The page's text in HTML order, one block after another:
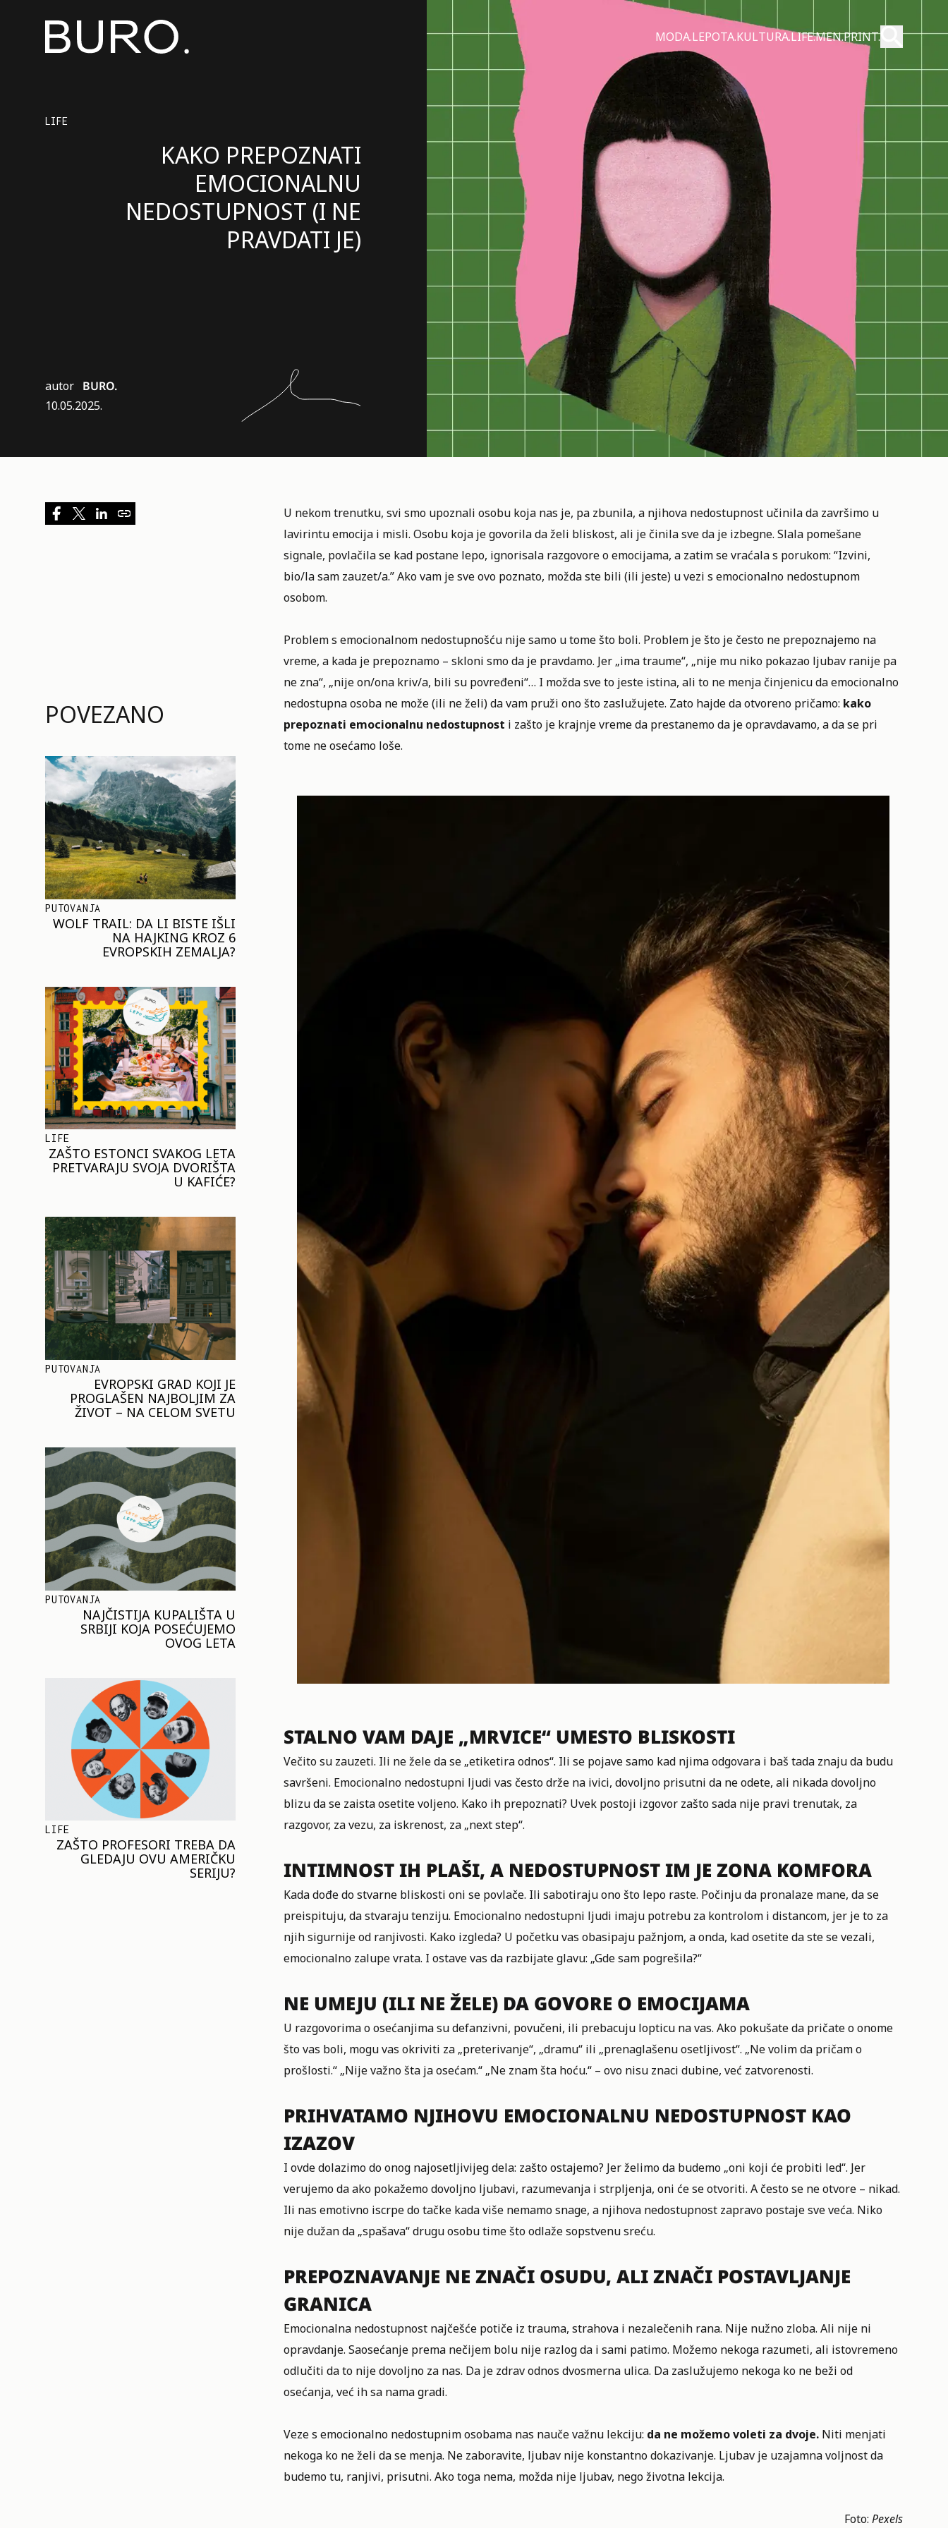
MODA.LEPOTA.KULTURA.LIFE.MEN.PRINT. Pretraži
Pošalji
LIFE
KAKO PREPOZNATI
EMOCIONALNU
NEDOSTUPNOST (I NE
PRAVDATI JE)
autor BURO.
10.05.2025.
POVEZANO
PUTOVANJA
WOLF TRAIL: DA LI BISTE IŠLI
NA HAJKING KROZ 6
EVROPSKIH ZEMALJA?
LIFE
ZAŠTO ESTONCI SVAKOG LETA
PRETVARAJU SVOJA DVORIŠTA
U KAFIĆE?
PUTOVANJA
EVROPSKI GRAD KOJI JE
PROGLAŠEN NAJBOLJIM ZA
ŽIVOT – NA CELOM SVETU
PUTOVANJA
NAJČISTIJA KUPALIŠTA U
SRBIJI KOJA POSEĆUJEMO
OVOG LETA
LIFE
ZAŠTO PROFESORI TREBA DA
GLEDAJU OVU AMERIČKU
SERIJU?
U nekom trenutku, svi smo upoznali osobu koja nas je, pa zbunila, a njihova nedostupnost učinila da završimo u
lavirintu emocija i misli. Osobu koja je govorila da želi bliskost, ali je činila sve da je izbegne. Slala pomešane
signale, povlačila se kad postane lepo, ignorisala razgovore o emocijama, a zatim se vraćala s porukom: “Izvini,
bio/la sam zauzet/a.” Ako vam je sve ovo poznato, možda ste bili (ili jeste) u vezi s emocionalno nedostupnom
osobom.
Problem s emocionalnom nedostupnošću nije samo u tome što boli. Problem je što je često ne prepoznajemo na
vreme, a kada je prepoznamo – skloni smo da je pravdamo. Jer „ima traume“, „nije mu niko pokazao ljubav ranije pa
ne zna“, „nije on/ona kriv/a, bili su povređeni“… I možda sve to jeste istina, ali to ne menja činjenicu da emocionalno
nedostupna osoba ne može (ili ne želi) da vam pruži ono što zaslužujete. Zato hajde da otvoreno pričamo: kako
prepoznati emocionalnu nedostupnost i zašto je krajnje vreme da prestanemo da je opravdavamo, a da se pri
tome ne osećamo loše.
STALNO VAM DAJE „MRVICE“ UMESTO BLISKOSTI
Večito su zauzeti. Ili ne žele da se „etiketira odnos“. Ili se pojave samo kad njima odgovara i baš tada znaju da budu
savršeni. Emocionalno nedostupni ljudi vas često drže na ivici, dovoljno prisutni da ne odete, ali nikada dovoljno
blizu da se zaista osetite voljeno. Kako ih prepoznati? Uvek postoji izgovor zašto sada nije pravi trenutak, za
razgovor, za vezu, za iskrenost, za „next step“.
INTIMNOST IH PLAŠI, A NEDOSTUPNOST IM JE ZONA KOMFORA
Kada dođe do stvarne bliskosti oni se povlače. Ili sabotiraju ono što lepo raste. Počinju da pronalaze mane, da se
preispituju, da stvaraju tenziju. Emocionalno nedostupni ljudi imaju potrebu za kontrolom i distancom, jer je to za
njih sigurnije od ranjivosti. Kako izgleda? U početku vas obasipaju pažnjom, a onda, kad osetite da ste se vezali,
emocionalno zalupe vrata. I ostave vas da razbijate glavu: „Gde sam pogrešila?“
NE UMEJU (ILI NE ŽELE) DA GOVORE O EMOCIJAMA
U razgovorima o osećanjima su defanzivni, povučeni, ili prebacuju lopticu na vas. Ako pokušate da pričate o onome
što vas boli, mogu vas okriviti za „preterivanje“, „dramu“ ili „prenaglašenu osetljivost“. „Ne volim da pričam o
prošlosti.“ „Nije važno šta ja osećam.“ „Ne znam šta hoću.“ – ovo nisu znaci dubine, već zatvorenosti.
PRIHVATAMO NJIHOVU EMOCIONALNU NEDOSTUPNOST KAO
IZAZOV
I ovde dolazimo do onog najosetljivijeg dela: zašto ostajemo? Jer želimo da budemo „oni koji će probiti led“. Jer
verujemo da ako pokažemo dovoljno ljubavi, razumevanja i strpljenja, oni će se otvoriti. A često se ne otvore – nikad.
Ili nas emotivno iscrpe do tačke kada više nemamo snage, a njihova nedostupnost zapravo postaje sve veća. Niko
nije dužan da „spašava“ drugu osobu time što odlaže sopstvenu sreću.
PREPOZNAVANJE NE ZNAČI OSUDU, ALI ZNAČI POSTAVLJANJE
GRANICA
Emocionalna nedostupnost najčešće potiče iz trauma, strahova i nezalečenih rana. Nije nužno zloba. Ali nije ni
opravdanje. Saosećanje prema nečijem bolu nije razlog da i sami patimo. Možemo nekoga razumeti, ali istovremeno
odlučiti da to nije dovoljno za nas. Da je zdrav odnos dvosmerna ulica. Da zaslužujemo nekoga ko ne beži od
osećanja, već ih sa nama gradi.
Veze s emocionalno nedostupnim osobama nas nauče važnu lekciju: da ne možemo voleti za dvoje.Niti menjati
nekoga ko ne želi da se menja. Ne zaboravite, ljubavnije konstantno dokazivanje. Ljubav je uzajamna voljnost da
budemo tu, ranjivi, prisutni. Ako toga nema, možda nije ljubav, nego životna lekcija.
Foto: Pexels